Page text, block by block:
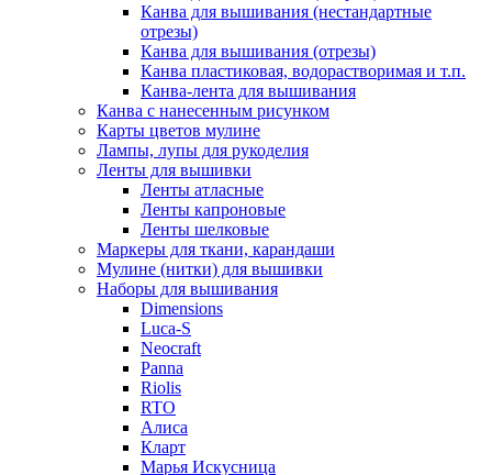
Канва для вышивания (нестандартные
отрезы)
Канва для вышивания (отрезы)
Канва пластиковая, водорастворимая и т.п.
Канва-лента для вышивания
Канва с нанесенным рисунком
Карты цветов мулине
Лампы, лупы для рукоделия
Ленты для вышивки
Ленты атласные
Ленты капроновые
Ленты шелковые
Маркеры для ткани, карандаши
Мулине (нитки) для вышивки
Наборы для вышивания
Dimensions
Luca-S
Neocraft
Panna
Riolis
RTO
Алиса
Кларт
Марья Искусница